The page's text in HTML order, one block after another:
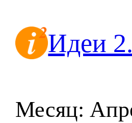
содержимомуИдеи
Месяц: